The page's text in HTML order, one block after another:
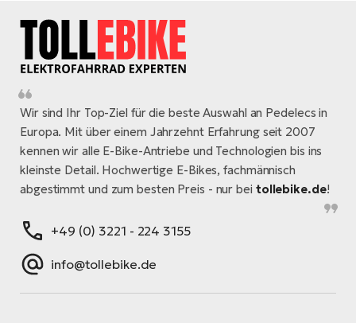
Wir sind Ihr Top-Ziel für die beste Auswahl an Pedelecs in
Europa. Mit über einem Jahrzehnt Erfahrung seit 2007
kennen wir alle E-Bike-Antriebe und Technologien bis ins
kleinste Detail. Hochwertige E-Bikes, fachmännisch
abgestimmt und zum besten Preis - nur bei tollebike.de!
+49 (0) 3221 - 224 3155
info@tollebike.de